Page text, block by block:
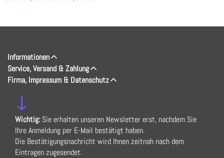
Informationen
Service, Versand & Zahlung
Firma, Impressum & Datenschutz
↓
Wichtig: Sie erhalten unseren Newsletter erst, nachdem Sie
Ihre Anmeldung per E-Mail bestätigt haben.
Die Bestätigungsnachricht wird Ihnen zeitnah nach dem
Eintragen zugesendet.